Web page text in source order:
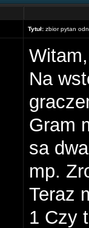
Tytuł: zbior pytan
Witam,
Na
Gram
sa
mp.
Teraz
1 Czy